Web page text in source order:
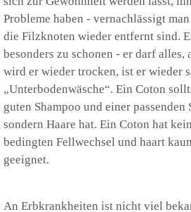
Probleme haben - vernachlässigt
die Filzknoten wieder entfernt sind.
besonders zu schonen - er darf alles,
wird er wieder trocken, ist er wieder
„Unterbodenwäsche“. Ein Coton
guten Shampoo und einer
sondern Haare hat. Ein Coton hat
bedingten Fellwechsel und haart
geeignet.
An Erbkrankheiten ist nicht viel